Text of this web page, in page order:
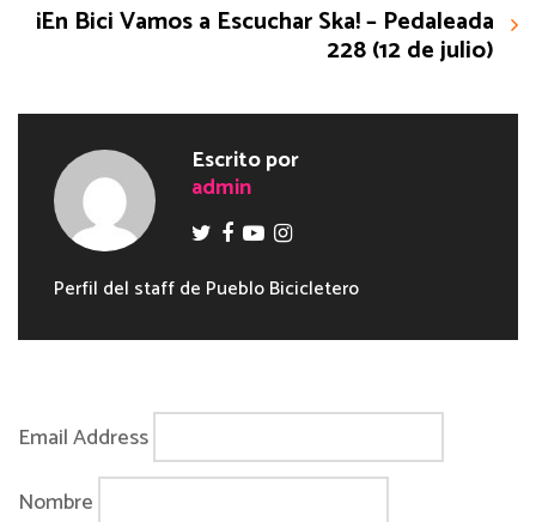
¡En Bici Vamos a Escuchar Ska! – Pedaleada
228 (12 de julio)
Escrito por
admin
Perfil del staff de Pueblo Bicicletero
Email Address
Nombre